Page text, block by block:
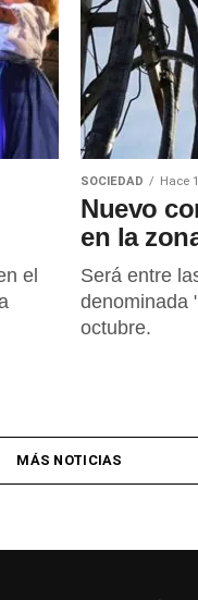
el
SOCIEDAD Hace
Nuevo
en la
Será entre
denominada
octubre.
MÁS NOTICIAS